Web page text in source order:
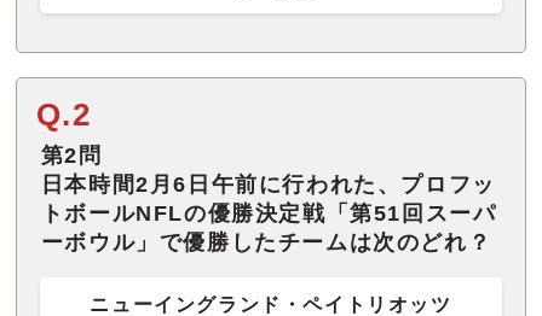
Q.2
第2問
日本時間2月6日午前に行われた、プロフッ
トボールNFLの優勝決定戦「第51回スーパ
ーボウル」で優勝したチームは次のどれ？
ニューイングランド・ペイトリオッツ